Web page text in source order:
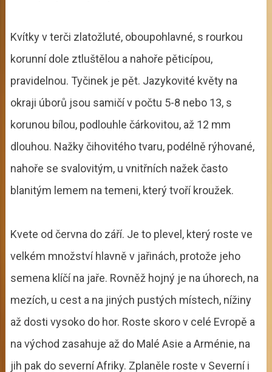
Kvítky v terči zlatožluté, oboupohlavné, s rourkou
korunní dole ztluštělou a nahoře pěticípou,
pravidelnou. Tyčinek je pět. Jazykovité květy na
okraji úborů jsou samičí v počtu 5-8 nebo 13, s
korunou bílou, podlouhle čárkovitou, až 12 mm
dlouhou. Nažky čihovitého tvaru, podélně rýhované,
nahoře se svalovitým, u vnitřních nažek často
blanitým lemem na temeni, který tvoří kroužek.
Kvete od června do září. Je to plevel, který roste ve
velkém množství hlavně v jařinách, protože jeho
semena klíčí na jaře. Rovněž hojný je na úhorech, na
mezích, u cest a na jiných pustých místech, nížiny
až dosti vysoko do hor. Roste skoro v celé Evropě a
na východ zasahuje až do Malé Asie a Arménie, na
jih pak do severní Afriky. Zplaněle roste v Severní i